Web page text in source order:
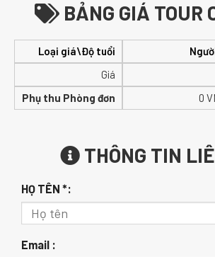
BẢNG GIÁ TOUR
Loại giá\Độ tuổi
Giá
Phụ thu Phòng đơn
0
THÔNG TIN
HỌ TÊN *:
Email :